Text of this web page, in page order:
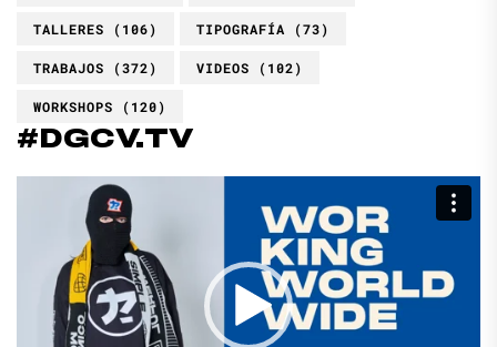
TALLERES (106) TIPOGRAFÍA (73)
TRABAJOS (372) VIDEOS (102)
WORKSHOPS (120)
#DGCV.TV
Reproductor